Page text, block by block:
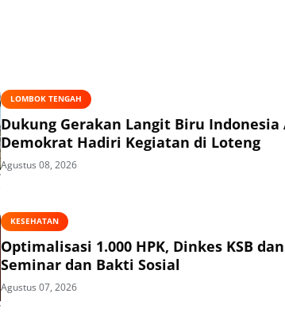
LOMBOK TENGAH
Dukung Gerakan Langit Biru Indonesia
Demokrat Hadiri Kegiatan di Loteng
Agustus 08, 2026
KESEHATAN
Optimalisasi 1.000 HPK, Dinkes KSB
Seminar dan Bakti Sosial
Agustus 07, 2026